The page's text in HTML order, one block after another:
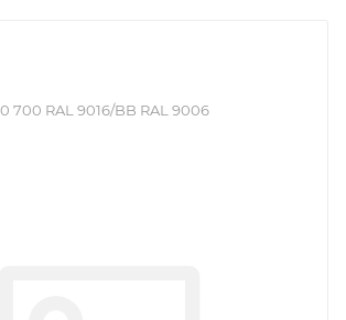
700 RAL 9016/BB RAL 9006